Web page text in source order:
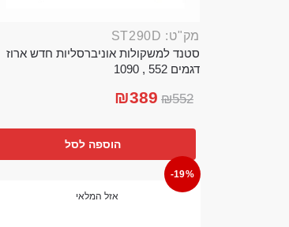
מק"ט: ST290D
סטנד למשקולות אוניברסליות חדש ארוז
דגמים 552 , 1090
₪552
₪389
הוספה לסל
-19%
אזל המלאי